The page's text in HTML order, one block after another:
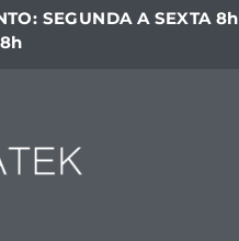
SEGUNDA A SEXTA 8h